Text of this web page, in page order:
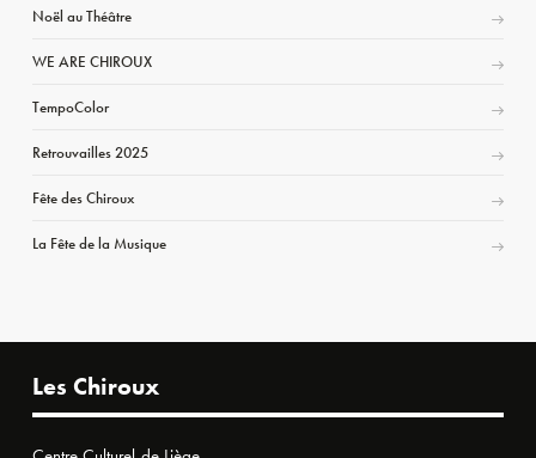
Noël au Théâtre
WE ARE CHIROUX
TempoColor
Retrouvailles 2025
Fête des Chiroux
La Fête de la Musique
Les Chiroux